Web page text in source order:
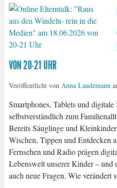
VON 20-21 UHR
Veröffentlicht von Anna Laudemann
Smartphones, Tablets und
selbstverständlich zum
Bereits Säuglinge und
Wischen, Tippen und Entdecken
Fernsehen und Radio prägen
Lebenswelt unserer Kinder – und
auch neue Fragen. Wie